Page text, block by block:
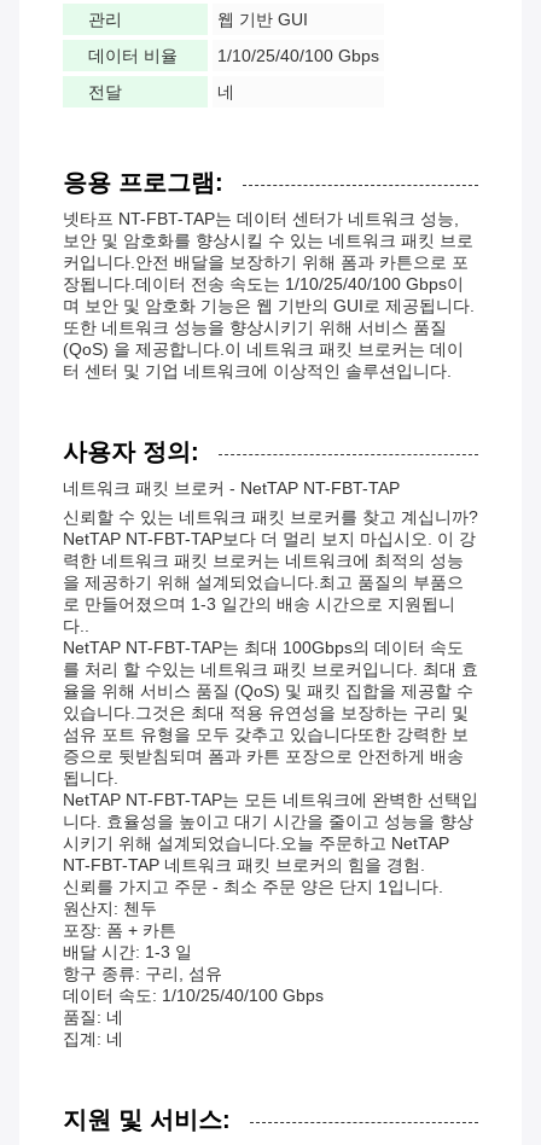
관리
웹 기반 GUI
데이터 비율
1/10/25/40/100 Gbps
전달
네
응용 프로그램:
넷타프 NT-FBT-TAP는 데이터 센터가 네트워크 성능,
보안 및 암호화를 향상시킬 수 있는 네트워크 패킷 브로
커입니다.안전 배달을 보장하기 위해 폼과 카튼으로 포
장됩니다.데이터 전송 속도는 1/10/25/40/100 Gbps이
며 보안 및 암호화 기능은 웹 기반의 GUI로 제공됩니다.
또한 네트워크 성능을 향상시키기 위해 서비스 품질
(QoS) 을 제공합니다.이 네트워크 패킷 브로커는 데이
터 센터 및 기업 네트워크에 이상적인 솔루션입니다.
사용자 정의:
네트워크 패킷 브로커 - NetTAP NT-FBT-TAP
신뢰할 수 있는 네트워크 패킷 브로커를 찾고 계십니까?
NetTAP NT-FBT-TAP보다 더 멀리 보지 마십시오. 이 강
력한 네트워크 패킷 브로커는 네트워크에 최적의 성능
을 제공하기 위해 설계되었습니다.최고 품질의 부품으
로 만들어졌으며 1-3 일간의 배송 시간으로 지원됩니
다..
NetTAP NT-FBT-TAP는 최대 100Gbps의 데이터 속도
를 처리 할 수있는 네트워크 패킷 브로커입니다. 최대 효
율을 위해 서비스 품질 (QoS) 및 패킷 집합을 제공할 수
있습니다.그것은 최대 적용 유연성을 보장하는 구리 및
섬유 포트 유형을 모두 갖추고 있습니다또한 강력한 보
증으로 뒷받침되며 폼과 카튼 포장으로 안전하게 배송
됩니다.
NetTAP NT-FBT-TAP는 모든 네트워크에 완벽한 선택입
니다. 효율성을 높이고 대기 시간을 줄이고 성능을 향상
시키기 위해 설계되었습니다.오늘 주문하고 NetTAP
NT-FBT-TAP 네트워크 패킷 브로커의 힘을 경험.
신뢰를 가지고 주문 - 최소 주문 양은 단지 1입니다.
원산지: 첸두
포장: 폼 + 카튼
배달 시간: 1-3 일
항구 종류: 구리, 섬유
데이터 속도: 1/10/25/40/100 Gbps
품질: 네
집계: 네
지원 및 서비스: